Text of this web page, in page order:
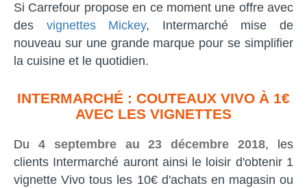
Si Carrefour propose en ce moment une offre avec
des vignettes Mickey, Intermarché mise de
nouveau sur une grande marque pour se simplifier
la cuisine et le quotidien.
INTERMARCHÉ : COUTEAUX VIVO À 1€
AVEC LES VIGNETTES
Du 4 septembre au 23 décembre 2018, les
clients Intermarché auront ainsi le loisir d'obtenir 1
vignette Vivo tous les 10€ d'achats en magasin ou